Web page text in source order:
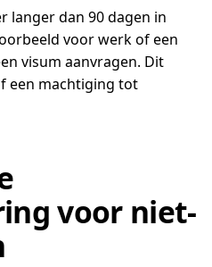
langer dan 90 dagen in
voor werk of een
visum aanvragen. Dit
een machtiging tot
voor niet-